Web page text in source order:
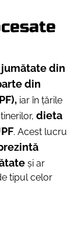
din
din
iar în ţările
dieta
. Acest lucru
şi ar
tipul celor